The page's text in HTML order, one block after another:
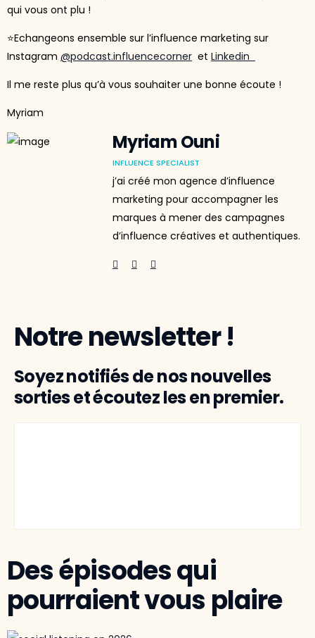
qui vous ont plu !
⭐Echangeons ensemble sur l’influence marketing sur
Instagram @podcast.influencecorner et Linkedin
Il me reste plus qu’à vous souhaiter une bonne écoute !
Myriam
Myriam Ouni
INFLUENCE SPECIALIST
j’ai créé mon agence d’influence
marketing pour accompagner les
marques à mener des campagnes
d’influence créatives et authentiques.
Notre newsletter !
Soyez notifiés de nos nouvelles
sorties et écoutez les en premier.
Des épisodes qui
pourraient vous plaire